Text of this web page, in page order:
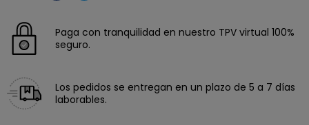
Paga con tranquilidad en nuestro TPV virtual 100%
seguro.
Los pedidos se entregan en un plazo de 5 a 7 días
laborables.